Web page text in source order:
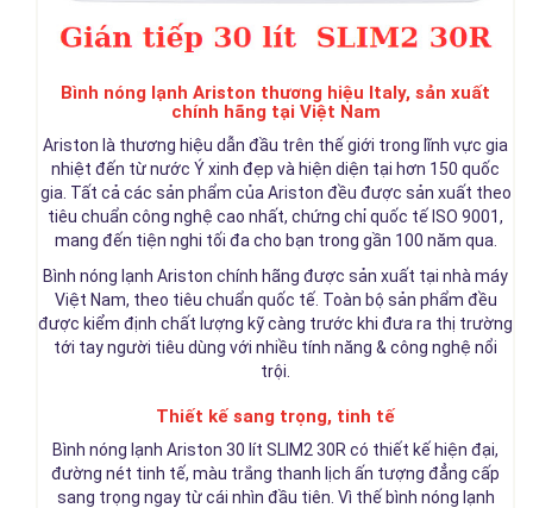
Bình nóng lạnh Ariston thương hiệu Italy, sản xuất
chính hãng tại Việt Nam
Ariston là thương hiệu dẫn đầu trên thế giới trong lĩnh vực gia
nhiệt đến từ nước Ý xinh đẹp và hiện diện tại hơn 150 quốc
gia. Tất cả các sản phẩm của Ariston đều được sản xuất theo
tiêu chuẩn công nghệ cao nhất, chứng chỉ quốc tế ISO 9001,
mang đến tiện nghi tối đa cho bạn trong gần 100 năm qua.
Bình nóng lạnh Ariston chính hãng được sản xuất tại nhà máy
Việt Nam, theo tiêu chuẩn quốc tế. Toàn bộ sản phẩm đều
được kiểm định chất lượng kỹ càng trước khi đưa ra thị trường
tới tay người tiêu dùng với nhiều tính năng & công nghệ nổi
trội.
Thiết kế sang trọng, tinh tế
Bình nóng lạnh Ariston 30 lít SLIM2 30R có thiết kế hiện đại,
đường nét tinh tế, màu trắng thanh lịch ấn tượng đẳng cấp
sang trọng ngay từ cái nhìn đầu tiên. Vì thế bình nóng lạnh